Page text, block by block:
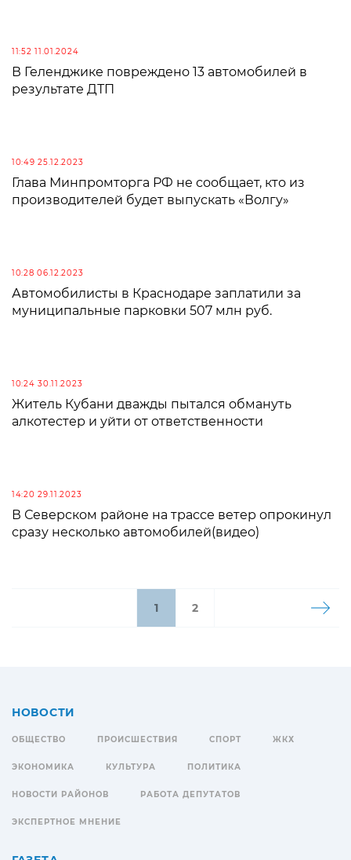
11:52 11.01.2024
В Геленджике повреждено 13 автомобилей в
результате ДТП
10:49 25.12.2023
Глава Минпромторга РФ не сообщает, кто из
производителей будет выпускать «Волгу»
10:28 06.12.2023
Автомобилисты в Краснодаре заплатили за
муниципальные парковки 507 млн руб.
10:24 30.11.2023
Житель Кубани дважды пытался обмануть
алкотестер и уйти от ответственности
14:20 29.11.2023
В Северском районе на трассе ветер опрокинул
сразу несколько автомобилей(видео)
1 2
НОВОСТИ
ОБЩЕСТВО ПРОИСШЕСТВИЯ СПОРТ ЖКХ
ЭКОНОМИКА КУЛЬТУРА ПОЛИТИКА
НОВОСТИ РАЙОНОВ РАБОТА ДЕПУТАТОВ
ЭКСПЕРТНОЕ МНЕНИЕ